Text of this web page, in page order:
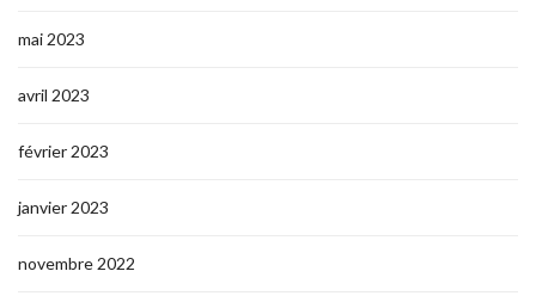
mai 2023
avril 2023
février 2023
janvier 2023
novembre 2022